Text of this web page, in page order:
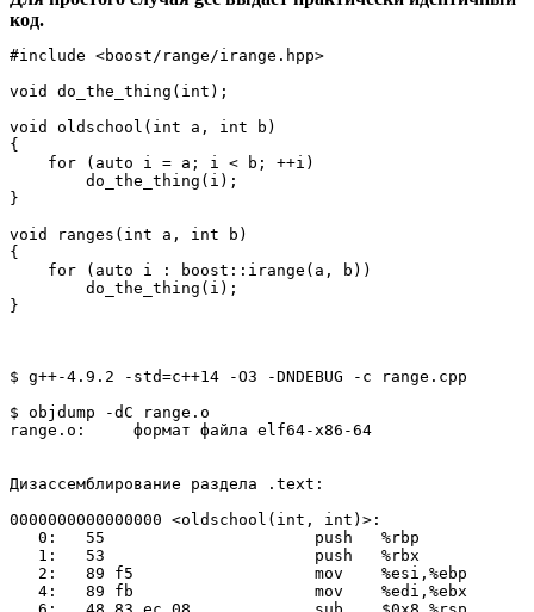
код.
#include <boost/range/irange.hpp>
void do_the_thing(int);
void oldschool(int a, int b)
{
    for (auto i = a; i < b; ++i)
        do_the_thing(i);
}
void ranges(int a, int b)
{
    for (auto i : boost::irange(a, b))
        do_the_thing(i);
$ g++-4.9.2 -std=c++14 -O3 -DNDEBUG -c range.cpp
$ objdump -dC range.o
range.o:     формат файла elf64-x86-64
Дизассемблирование раздела .text:
0000000000000000 <oldschool(int, int)>:
   0:   55                      push   %rbp
   1:   53                      push   %rbx
   2:   89 f5                   mov    %esi,%ebp
   4:   89 fb                   mov    %edi,%ebx